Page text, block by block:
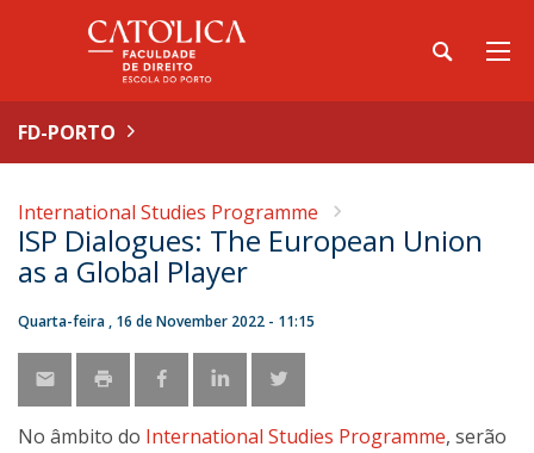
FD-PORTO
International Studies Programme
ISP Dialogues: The European Union
as a Global Player
Quarta-feira , 16 de November 2022 - 11:15
No âmbito do International Studies Programme, serão